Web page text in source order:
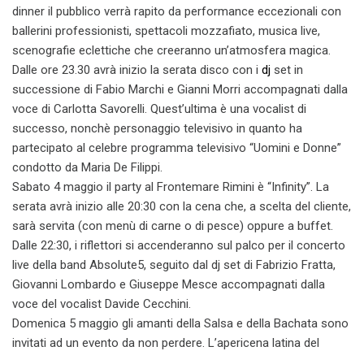
dinner il pubblico verrà rapito da performance eccezionali con
ballerini professionisti, spettacoli mozzafiato, musica live,
scenografie eclettiche che creeranno un’atmosfera magica.
Dalle ore 23.30 avrà inizio la serata disco con i dj set in
successione di Fabio Marchi e Gianni Morri accompagnati dalla
voce di Carlotta Savorelli. Quest’ultima è una vocalist di
successo, nonchè personaggio televisivo in quanto ha
partecipato al celebre programma televisivo “Uomini e Donne”
condotto da Maria De Filippi.
Sabato 4 maggio il party al Frontemare Rimini è “Infinity”. La
serata avrà inizio alle 20:30 con la cena che, a scelta del cliente,
sarà servita (con menù di carne o di pesce) oppure a buffet.
Dalle 22:30, i riflettori si accenderanno sul palco per il concerto
live della band Absolute5, seguito dal dj set di Fabrizio Fratta,
Giovanni Lombardo e Giuseppe Mesce accompagnati dalla
voce del vocalist Davide Cecchini.
Domenica 5 maggio gli amanti della Salsa e della Bachata sono
invitati ad un evento da non perdere. L’apericena latina del